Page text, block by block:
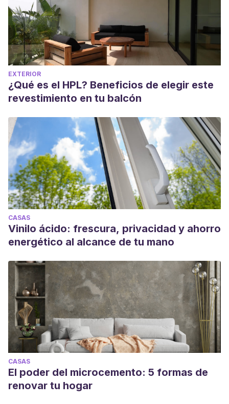
EXTERIOR
¿Qué es el HPL? Beneficios de elegir este
revestimiento en tu balcón
CASAS
Vinilo ácido: frescura, privacidad y ahorro
energético al alcance de tu mano
CASAS
El poder del microcemento: 5 formas de
renovar tu hogar